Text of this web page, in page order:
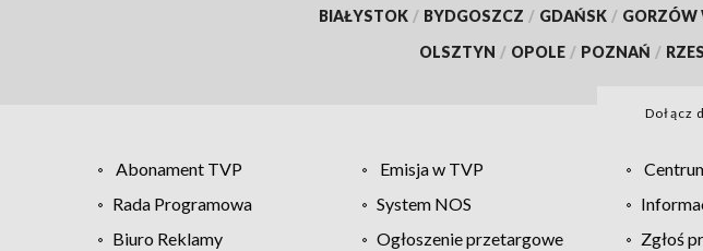
BIAŁYSTOK / BYDGOSZCZ / GDAŃSK / GORZÓW
OLSZTYN / OPOLE / POZNAŃ /
Dołącz
Abonament TVP Emisja w TVP
Rada Programowa
System NOS
Biuro Reklamy
Ogłoszenie przetargowe Zgłoś